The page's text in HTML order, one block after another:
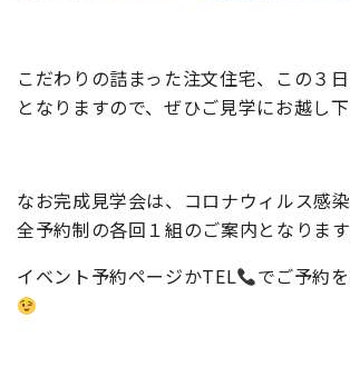
こだわりの詰まった注文住宅、この３
となりますので、ぜひご見学にお越し
なお完成見学会は、コロナウィルス感
全予約制の各回１組のご案内となります
イベント予約ページかTEL
でご予約